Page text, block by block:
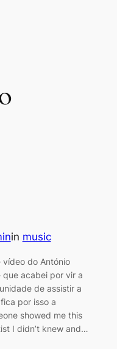
in music
do António
que acabei por vir a
de assistir a
por isso a
showed me this
I didn’t knew and…